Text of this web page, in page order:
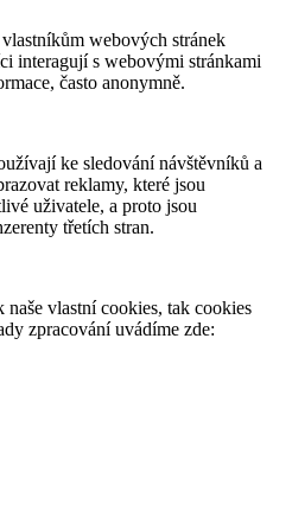
webových stránek
interagují s webovými stránkami
často anonymně.
ke sledování návštěvníků a
reklamy, které jsou
uživatele, a proto jsou
třetích stran.
vlastní cookies, tak cookies
zpracování uvádíme zde: